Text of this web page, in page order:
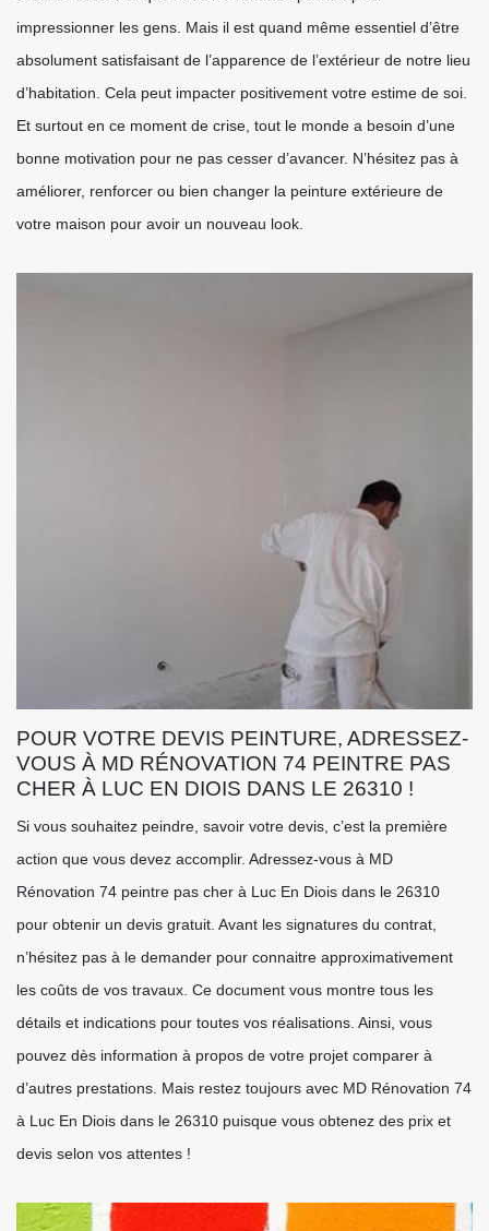
impressionner les gens. Mais il est quand même essentiel d’être
absolument satisfaisant de l’apparence de l’extérieur de notre lieu
d’habitation. Cela peut impacter positivement votre estime de soi.
Et surtout en ce moment de crise, tout le monde a besoin d’une
bonne motivation pour ne pas cesser d’avancer. N’hésitez pas à
améliorer, renforcer ou bien changer la peinture extérieure de
votre maison pour avoir un nouveau look.
POUR VOTRE DEVIS PEINTURE, ADRESSEZ-
VOUS À MD RÉNOVATION 74 PEINTRE PAS
CHER À LUC EN DIOIS DANS LE 26310 !
Si vous souhaitez peindre, savoir votre devis, c’est la première
action que vous devez accomplir. Adressez-vous à MD
Rénovation 74 peintre pas cher à Luc En Diois dans le 26310
pour obtenir un devis gratuit. Avant les signatures du contrat,
n’hésitez pas à le demander pour connaitre approximativement
les coûts de vos travaux. Ce document vous montre tous les
détails et indications pour toutes vos réalisations. Ainsi, vous
pouvez dès information à propos de votre projet comparer à
d’autres prestations. Mais restez toujours avec MD Rénovation 74
à Luc En Diois dans le 26310 puisque vous obtenez des prix et
devis selon vos attentes !